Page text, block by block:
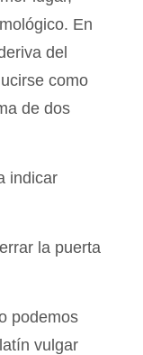
En
del
como
de dos
indicar
la puerta
podemos
vulgar